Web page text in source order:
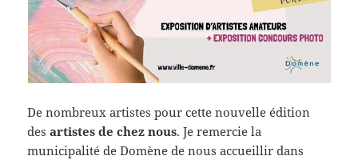
De nombreux artistes pour cette nouvelle édition
desartistes de chez nous. Je remercie la
municipalité de Domène de nous accueillir dans